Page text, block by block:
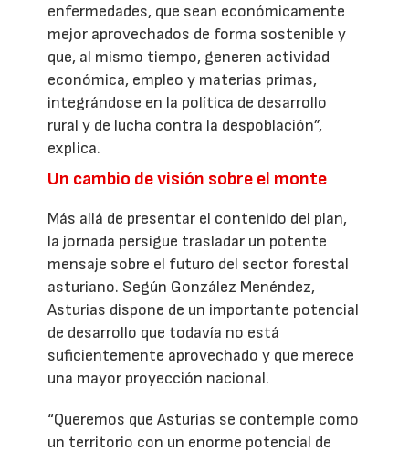
enfermedades, que sean económicamente
mejor aprovechados de forma sostenible y
que, al mismo tiempo, generen actividad
económica, empleo y materias primas,
integrándose en la política de desarrollo
rural y de lucha contra la despoblación”,
explica.
Un cambio de visión sobre el monte
Más allá de presentar el contenido del plan,
la jornada persigue trasladar un potente
mensaje sobre el futuro del sector forestal
asturiano. Según González Menéndez,
Asturias dispone de un importante potencial
de desarrollo que todavía no está
suficientemente aprovechado y que merece
una mayor proyección nacional.
“Queremos que Asturias se contemple como
un territorio con un enorme potencial de